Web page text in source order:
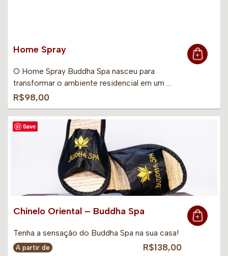
Home Spray
O Home Spray Buddha Spa nasceu para
transformar o ambiente residencial em um …
R$98,00
Save
Chinelo Oriental – Buddha Spa
Tenha a sensação do Buddha Spa na sua casa!
A partir de R$138,00